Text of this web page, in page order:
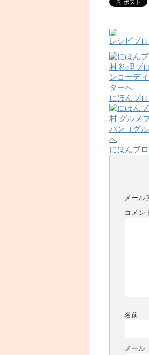
レシピブ
にほんブ
にほんブ
メール
コメン
名前
メール